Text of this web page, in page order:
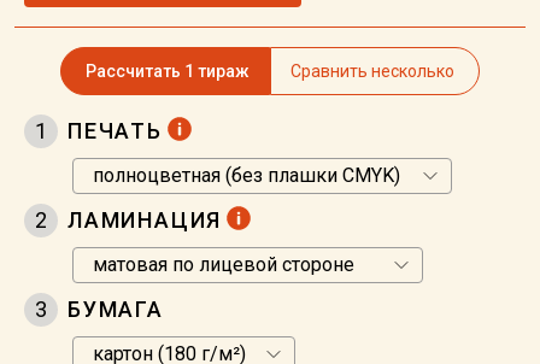
Рассчитать 1 тираж Сравнить несколько
1 ПЕЧАТЬ
2 ЛАМИНАЦИЯ
3 БУМАГА